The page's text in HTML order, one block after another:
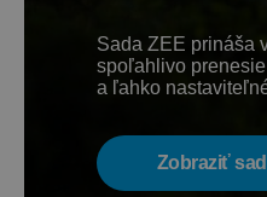
Sada ZEE prináša
spoľahlivo
a ľahko
Zobraziť